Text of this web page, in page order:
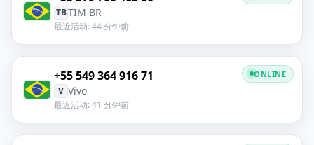
TBTIM BR
最近活动: 44 分钟前
+55 549 364 916 71
V Vivo
最近活动: 41 分钟前
ONLINE